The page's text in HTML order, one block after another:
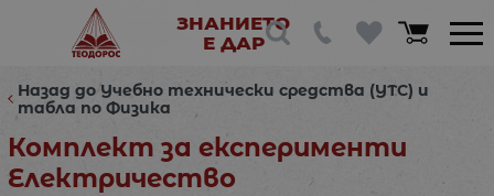
ЗНАНИЕТО
Е ДАР
Назад до Учебно технически средства (УТС) и
табла по Физика
Комплект за експерименти
Електричество